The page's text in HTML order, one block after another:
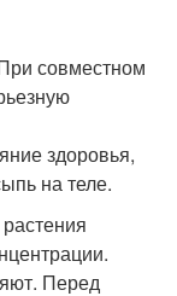
совместном
здоровья,
на теле.
Перед